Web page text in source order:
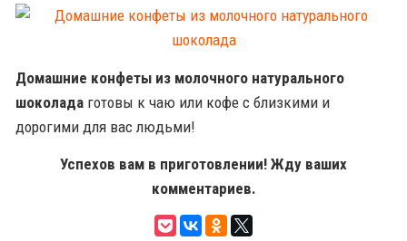
Домашние конфеты из молочного натурального
шоколада готовы к чаю или кофе с близкими и
дорогими для вас людьми!
Успехов вам в приготовлении! Жду ваших
комментариев.